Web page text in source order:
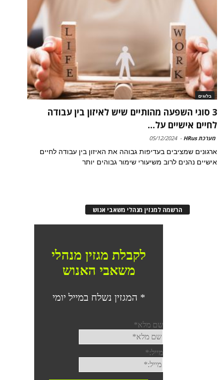
בלוגים
3 סוגי השפעה מהותיים שיש לאיזון בין עבודה
לחיים אישיים על...
מערכת HRus -
05/12/2024
ארגונים שמציבים בעדיפות גבוהה את האיזון בין עבודה לחיים
אישיים נהנים לרוב משיעורי שימור גבוהים יותר
הרשמה למגזין מנהלי משאבי אנוש